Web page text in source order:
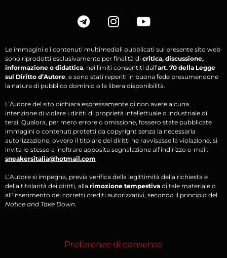
Le immagini e i contenuti multimediali pubblicati sul presente sito web
sono riprodotti esclusivamente per finalità di critica, discussione,
informazione o didattica, nei limiti consentiti dall’art. 70 della Legge
sul Diritto d’Autore, e sono stati reperiti in buona fede presumendone
la natura di pubblico dominio o la libera disponibilità.
L’Autore del sito dichiara espressamente di non avere alcuna
intenzione di violare i diritti di proprietà intellettuale o industriale di
terzi. Qualora, per mero errore o omissione, fossero state pubblicate
immagini o contenuti protetti da copyright senza la necessaria
autorizzazione, ovvero il titolare dei diritti ne ravvisasse la violazione, si
invita lo stesso a inoltrare apposita segnalazione all’indirizzo e-mail:
sneakersitalia@hotmail.com
L’Autore si impegna, previa verifica della legittimità della richiesta e
della titolarità dei diritti, alla rimozione tempestiva di tale materiale o
all’inserimento dei corretti crediti autorizzativi, secondo il principio del
Notice and Take Down.
Preferenze di consenso